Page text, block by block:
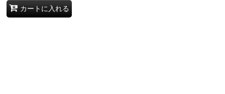
カートに入れる